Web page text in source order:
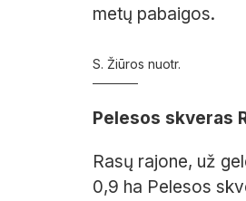
metų pabaigos.
S. Žiūros nuotr.
Pelesos skveras
Rasų rajone, už
0,9 ha Pelesos